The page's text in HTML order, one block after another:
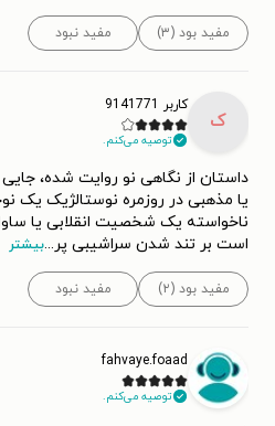
مفید بود (۳) مفید نبود
ک
کاربر 9141771
توصیه می‌کنم.
داستان از نگاهی نو روایت شده، جایی
یا مذهبی در روزمره نوستالژیک یک
ناخواسته یک شخصیت انقلابی یا
است بر تند شدن سراشیبی پر...بیشتر
مفید بود (۲) مفید نبود
fahvaye.foaad
توصیه می‌کنم.